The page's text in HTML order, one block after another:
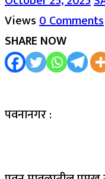
Views0 Comments
SHARE NOW
पवनानगर :